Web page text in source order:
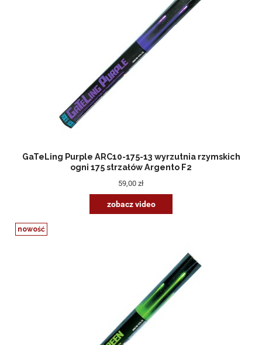
GaTeLing Purple ARC10-175-13 wyrzutnia rzymskich
ogni 175 strzałów Argento F2
59,00 zł
zobacz video
nowość